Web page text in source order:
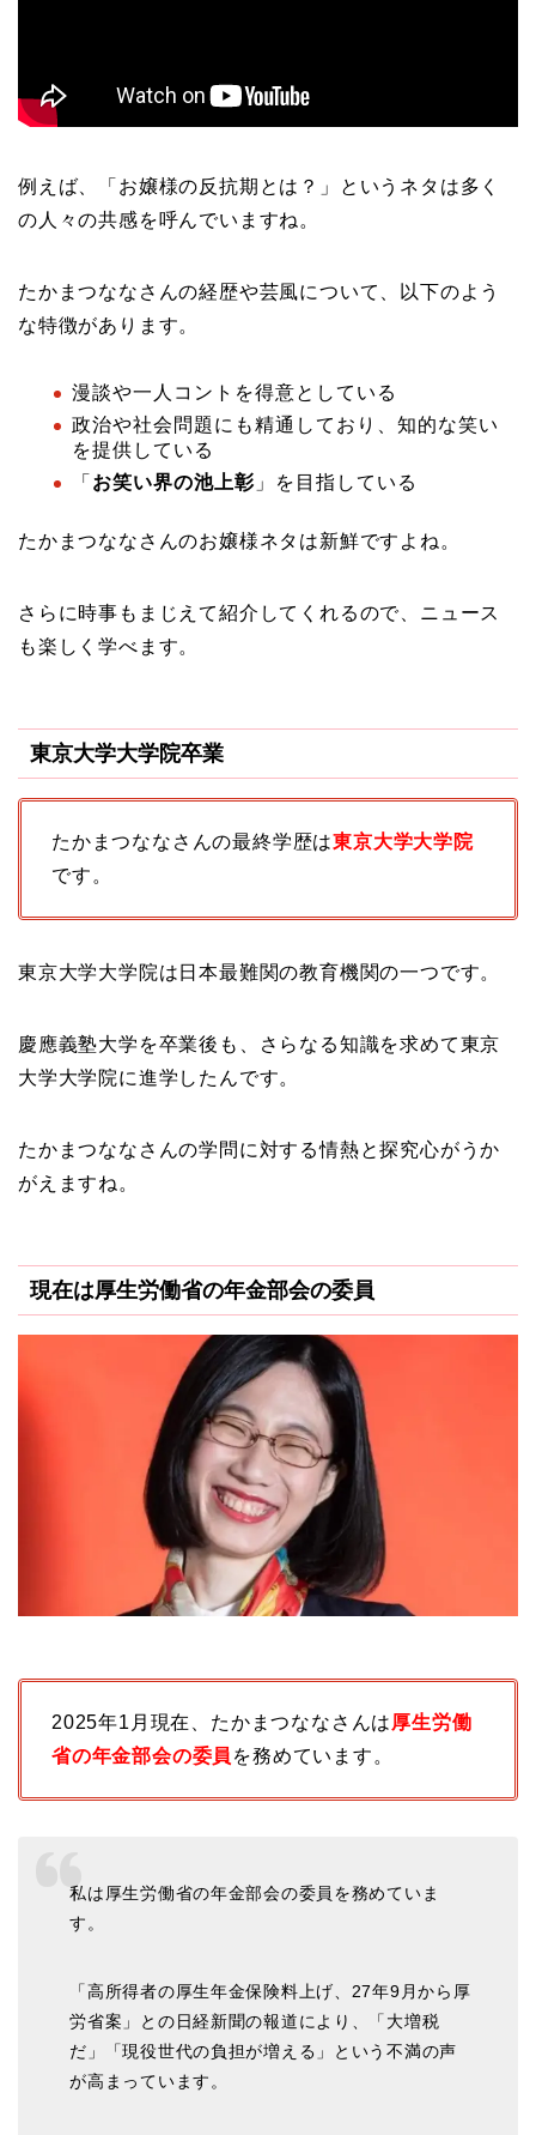
例えば、「お嬢様の反抗期とは？」というネタは多く
の人々の共感を呼んでいますね。
たかまつななさんの経歴や芸風について、以下のよう
な特徴があります。
漫談や一人コントを得意としている
政治や社会問題にも精通しており、知的な笑い
を提供している
「 お笑い界の池上彰 」を目指している
たかまつななさんのお嬢様ネタは新鮮ですよね。
さらに時事もまじえて紹介してくれるので、ニュース
も楽しく学べます。
東京大学大学院卒業
たかまつななさんの最終学歴は東京大学大学院
です。
東京大学大学院は日本最難関の教育機関の一つです。
慶應義塾大学を卒業後も、さらなる知識を求めて東京
大学大学院に進学したんです。
たかまつななさんの学問に対する情熱と探究心がうか
がえますね。
現在は厚生労働省の年金部会の委員
2025年1月現在、たかまつななさんは厚生労働
省の年金部会の委員 を務めています。
私は厚生労働省の年金部会の委員を務めていま
す。
「高所得者の厚生年金保険料上げ、27年9月から厚
労省案」との日経新聞の報道により、「大増税
だ」「現役世代の負担が増える」という不満の声
が高まっています。